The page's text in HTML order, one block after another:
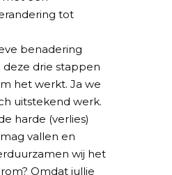
tot
benadering
drie stappen
het werkt. Ja we
uitstekend werk.
harde (verlies)
vallen en
wij het
Omdat jullie